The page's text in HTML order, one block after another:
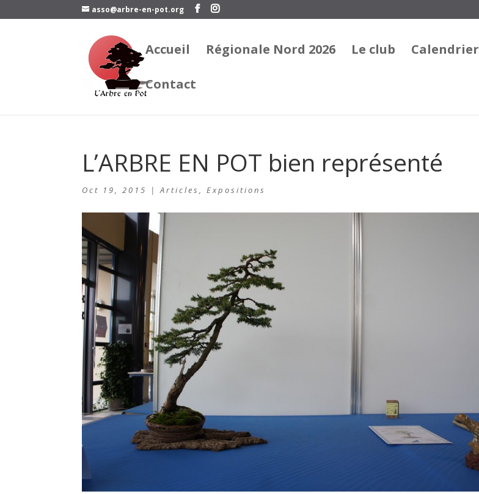
asso@arbre-en-pot.org
Accueil Régionale Nord 2026 Le club Calendrier
Contact
L’ARBRE EN POT bien représenté
Oct 19, 2015 |Articles,Expositions